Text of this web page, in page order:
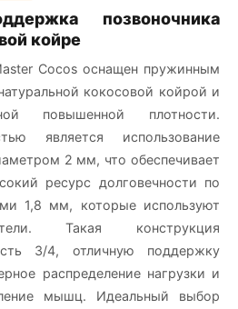
позвоночника
койре
Cocos оснащен пружинным
кокосовой койрой и
повышенной плотности.
является использование
2 мм, что обеспечивает
ресурс долговечности по
1,8 мм, которые используют
Такая конструкция
3/4, отличную поддержку
распределение нагрузки и
мышц. Идеальный выбор